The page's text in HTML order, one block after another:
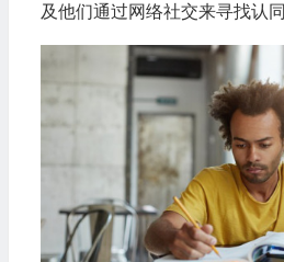
及他们通过网络社交来寻找认